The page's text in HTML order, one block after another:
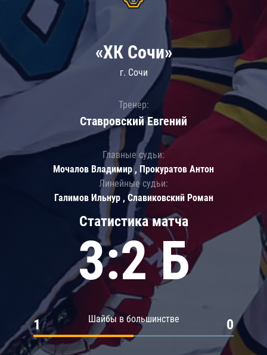
Статистика матча
3:2 Б
Шайбы в большинстве
1 0
«ХК Сочи»
г. Сочи
Тренер:
Ставровский Евгений
Главные судьи:
Мочалов Владимир , Прокуратов Антон
Линейные судьи:
Галимов Ильнур , Славиковский Роман